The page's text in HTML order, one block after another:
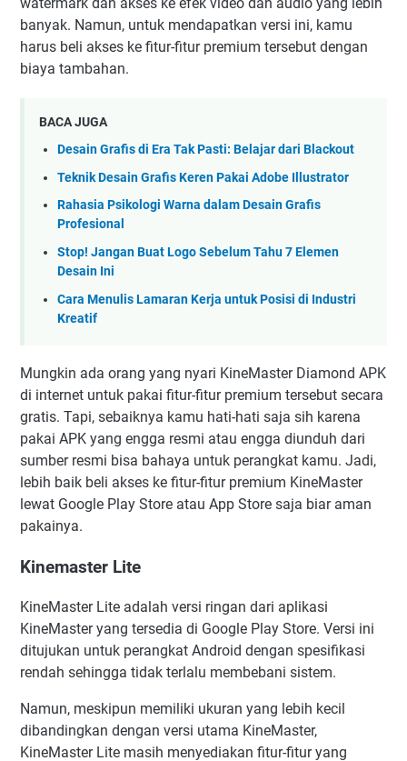
watermark dan akses ke efek video dan audio yang lebih
banyak. Namun, untuk mendapatkan versi ini, kamu
harus beli akses ke fitur-fitur premium tersebut dengan
biaya tambahan.
BACA JUGA
Desain Grafis di Era Tak Pasti: Belajar dari Blackout
Teknik Desain Grafis Keren Pakai Adobe Illustrator
Rahasia Psikologi Warna dalam Desain Grafis
Profesional
Stop! Jangan Buat Logo Sebelum Tahu 7 Elemen
Desain Ini
Cara Menulis Lamaran Kerja untuk Posisi di Industri
Kreatif
Mungkin ada orang yang nyari KineMaster Diamond APK
di internet untuk pakai fitur-fitur premium tersebut secara
gratis. Tapi, sebaiknya kamu hati-hati saja sih karena
pakai APK yang engga resmi atau engga diunduh dari
sumber resmi bisa bahaya untuk perangkat kamu. Jadi,
lebih baik beli akses ke fitur-fitur premium KineMaster
lewat Google Play Store atau App Store saja biar aman
pakainya.
Kinemaster Lite
KineMaster Lite adalah versi ringan dari aplikasi
KineMaster yang tersedia di Google Play Store. Versi ini
ditujukan untuk perangkat Android dengan spesifikasi
rendah sehingga tidak terlalu membebani sistem.
Namun, meskipun memiliki ukuran yang lebih kecil
dibandingkan dengan versi utama KineMaster,
KineMaster Lite masih menyediakan fitur-fitur yang